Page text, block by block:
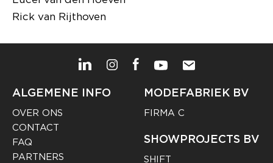
Rick van Rijthoven
ALGEMENE INFO
OVER ONS
CONTACT
FAQ
PARTNERS
MODEFABRIEK BV
FIRMA C
SHOWPROJECTS BV
SHIFT